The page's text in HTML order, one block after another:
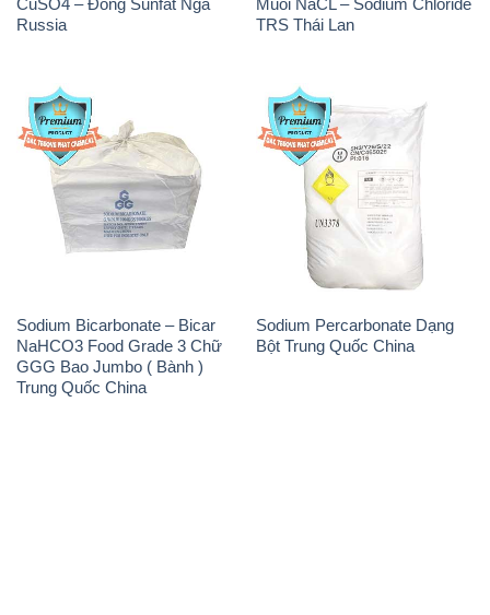
Russia
TRS Thái Lan
Sodium Bicarbonate – Bicar
NaHCO3 Food Grade 3 Chữ
GGG Bao Jumbo ( Bành )
Trung Quốc China
Sodium Percarbonate Dạng
Bột Trung Quốc China